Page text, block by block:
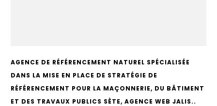
AGENCE DE RÉFÉRENCEMENT NATUREL SPÉCIALISÉE
DANS LA MISE EN PLACE DE STRATÉGIE DE
RÉFÉRENCEMENT POUR LA MAÇONNERIE, DU BÂTIMENT
ET DES TRAVAUX PUBLICS SÈTE, AGENCE WEB JALIS..